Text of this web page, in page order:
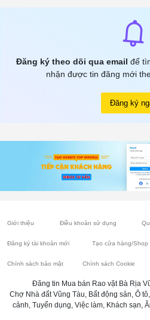
Đăng ký theo dõi qua email để
nhận được tin đăng mới
Đăng ký
Giới thiệu Điều khoản sử dụng
Đăng ký tài khoản mới Tạo cửa hàng/Shop
Chính sách bảo mật Chính sách Cookie
Đăng tin Mua bán Rao vặt Bà Rịa
Chợ Nhà đất Vũng Tàu, Bất động sản, Ô
cảnh, Tuyển dụng, Việc làm, Khách sạn,